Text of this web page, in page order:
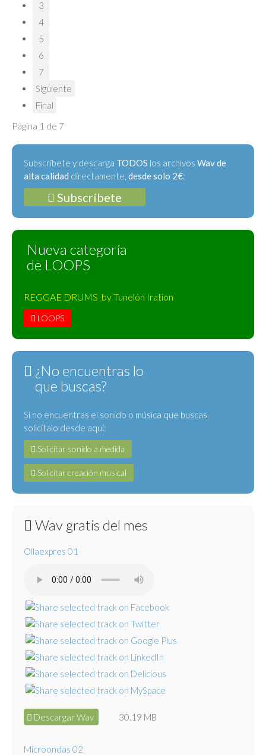
3
4
5
6
7
Siguiente
Final
Página 1 de 7
Subscríbete y descarga TODOS los archivos Wav de
alta calidad directamente, desde solo 2€:
Subscríbete
Nueva categoría
de LOOPS
REGGAE DRUMS by Tunelón Iration
LOOPS
¿No encuentras lo
que buscas?
Si no encuentras el sonido o música que buscas,
solicítalo desde aquí:
Solicitar sonido a medida
Solicitar creación musical
Wav gratis del mes
Ollaexpres 01
Descargar Wav 30.19 MB
Microondas 02